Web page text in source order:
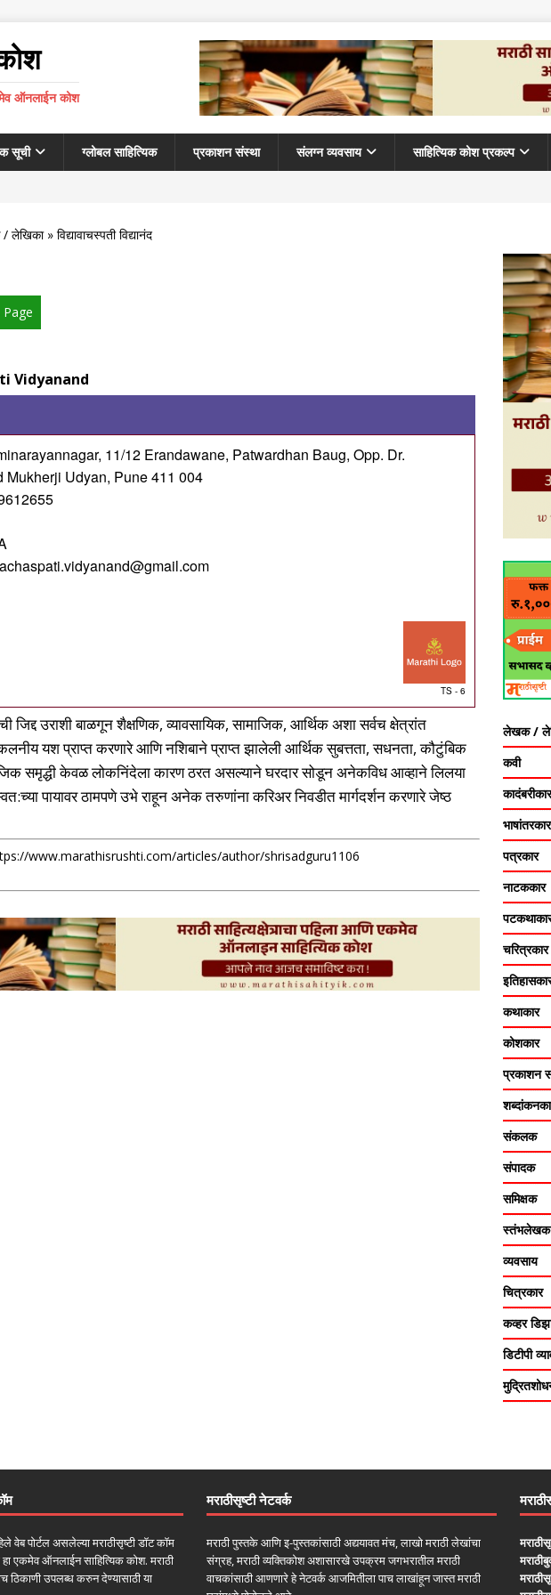
ऑनलाईन कोश
सूची ग्लोबल साहित्यिक प्रकाशन संस्था संलग्न व्यवसाय साहित्यिक कोश प्रकल्प
लेखिका» विद्यावाचस्पती विद्यानंद
Vidyanand
11/12 Erandawane, Patwardhan Baug, Opp. Dr.
Mukherji Udyan, Pune 411 004
TS - 6
जिद्द उराशी बाळगून शैक्षणिक, व्यावसायिक, सामाजिक, आर्थिक अशा सर्वच क्षेत्रांत
यश प्राप्त करणारे आणि नशिबाने प्राप्त झालेली आर्थिक सुबत्तता, सधनता, कौटुंबिक
समृद्धी केवळ लोकनिंदेला कारण ठरत असल्याने घरदार सोडून अनेकविध आव्हाने लिलया
पायावर ठामपणे उभे राहून अनेक तरुणांना करिअर निवडीत मार्गदर्शन करणारे जेष्ठ
www.marathisrushti.com/articles/author/shrisadguru1106
लेखक /
कवी
कादंबरीकार
भाषांतरकार
पत्रकार
नाटककार
चरित्रकार
कथाकार
कोशकार
प्रकाशन
संकलक
संपादक
समिक्षक
स्तंभलेखक
व्यवसाय
चित्रकार
कव्हर
डिटीपी
वेब पोर्टल असलेल्या मराठीसृष्टी डॉट कॉम
एकमेव ऑनलाईन साहित्यिक कोश. मराठी
ठिकाणी उपलब्ध करुन देण्यासाठी या
मराठीसृष्टी नेटवर्क
मराठी पुस्तके आणि इ-पुस्तकांसाठी अद्ययावत मंच, लाखो मराठी लेखांचा
संग्रह, मराठी व्यक्तिकोश अशासारखे उपक्रम जगभरातील मराठी
वाचकांसाठी आणणारे हे नेटवर्क आजमितीला पाच लाखांहून जास्त मराठी